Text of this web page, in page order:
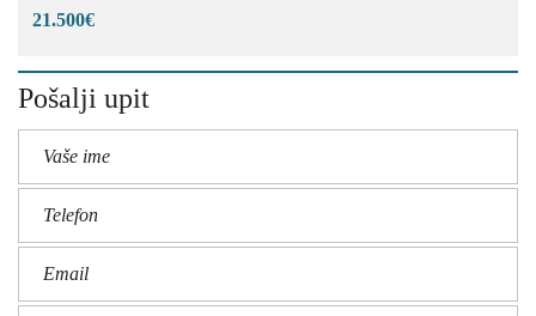
21.500€
Pošalji upit